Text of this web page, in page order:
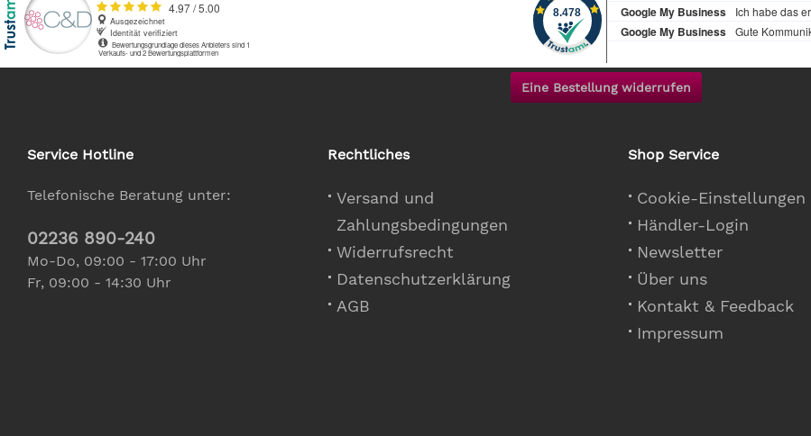
Eine Bestellung widerrufen
Service Hotline
Telefonische Beratung unter:
02236 890-240
Mo-Do, 09:00 - 17:00 Uhr
Fr, 09:00 - 14:30 Uhr
Rechtliches
Versand und
Zahlungsbedingungen
Widerrufsrecht
Datenschutzerklärung
AGB
Shop Service
Cookie-Einstellungen
Händler-Login
Newsletter
Über uns
Kontakt & Feedback
Impressum